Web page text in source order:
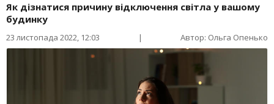
Як дізнатися причину відключення світла у вашому
будинку
23 листопада 2022, 12:03 | Автор: Ольга Опенько